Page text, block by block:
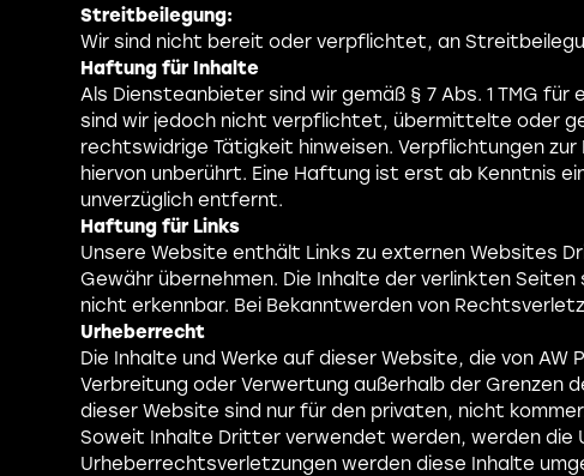
Streitbeilegung:
Wir sind nicht bereit oder verpflichtet, an
Haftung für Inhalte
Als Diensteanbieter sind wir gemäß § 7 Abs. 1 TMG
sind wir jedoch nicht verpflichtet, übermittelte oder
rechtswidrige Tätigkeit hinweisen. Verpflichtungen
hiervon unberührt. Eine Haftung ist erst ab Kenntnis
unverzüglich entfernt.
Haftung für Links
Unsere Website enthält Links zu externen Websites
Gewähr übernehmen. Die Inhalte der verlinkten
nicht erkennbar. Bei Bekanntwerden von
Urheberrecht
Die Inhalte und Werke auf dieser Website, die von
Verbreitung oder Verwertung außerhalb der Grenzen
dieser Website sind nur für den privaten, nicht
Soweit Inhalte Dritter verwendet werden, werden
Urheberrechtsverletzungen werden diese Inhalte